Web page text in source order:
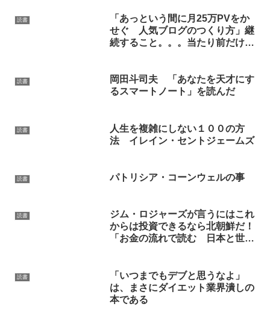
読書
「あっという間に月25万PVをか
せぐ 人気ブログのつくり方」継
続すること。。。当たり前だけど
読書
岡田斗司夫 「あなたを天才にす
るスマートノート」を読んだ
読書
人生を複雑にしない１００の方
法 イレイン・セントジェームズ
読書 パトリシア・コーンウェルの事
読書
ジム・ロジャーズが言うにはこれ
からは投資できるなら北朝鮮だ！
「お金の流れで読む 日本と世界
読書
「いつまでもデブと思うなよ」
は、まさにダイエット業界潰しの
本である